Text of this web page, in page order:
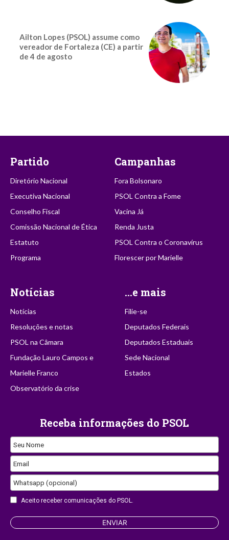
Ailton Lopes (PSOL) assume como
vereador de Fortaleza (CE) a partir
de 4 de agosto
Partido
Diretório Nacional
Executiva Nacional
Conselho Fiscal
Comissão Nacional de Ética
Estatuto
Programa
Campanhas
Fora Bolsonaro
PSOL Contra a Fome
Vacina Já
Renda Justa
PSOL Contra o Coronavírus
Florescer por Marielle
Notícias
Notícias
Resoluções e notas
PSOL na Câmara
Fundação Lauro Campos e
Marielle Franco
Observatório da crise
...e mais
Filie-se
Deputados Federais
Deputados Estaduais
Sede Nacional
Estados
Receba informações do PSOL
Seu Nome
Email
Whatsapp (opcional)
Aceito receber comunicações do PSOL.
Contact
Email
ENVIAR